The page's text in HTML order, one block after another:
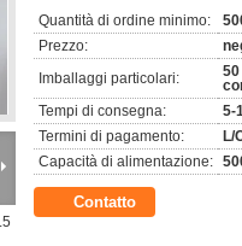
Quantità di ordine minimo:
Prezzo:
Imballaggi particolari:
Tempi di consegna:
5-
Termini di pagamento:
L/
Capacità di alimentazione:
Contatto